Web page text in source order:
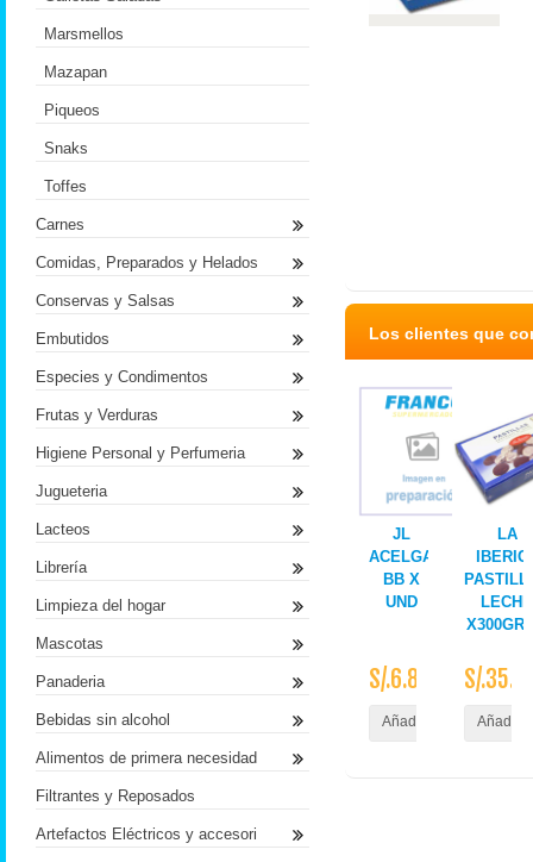
Los clientes que
JL
ACELGA
BB X
UND
S/.6.80
Añadir al Carrito
LA
LECHE
X300GR
S/
Añadir
Marsmellos
Mazapan
Piqueos
Snaks
Toffes
Carnes
Comidas, Preparados y Helados
Conservas y Salsas
Embutidos
Especies y Condimentos
Frutas y Verduras
Higiene Personal y Perfumeria
Jugueteria
Lacteos
Librería
Limpieza del hogar
Mascotas
Panaderia
Bebidas sin alcohol
Alimentos de primera necesidad
Filtrantes y Reposados
Artefactos Eléctricos y accesori